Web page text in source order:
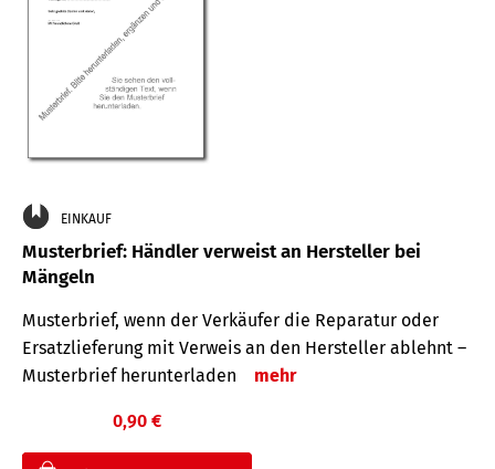
EINKAUF
Musterbrief: Händler verweist an Hersteller bei
Mängeln
Musterbrief, wenn der Verkäufer die Reparatur oder
Ersatzlieferung mit Verweis an den Hersteller ablehnt –
Musterbrief herunterladen
mehr
0,90 €